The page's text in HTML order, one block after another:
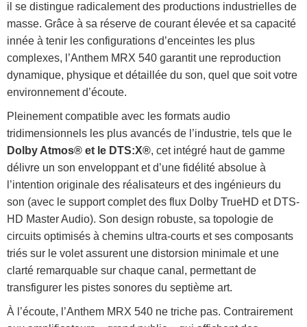
il se distingue radicalement des productions industrielles de
masse. Grâce à sa réserve de courant élevée et sa capacité
innée à tenir les configurations d’enceintes les plus
complexes, l’Anthem MRX 540 garantit une reproduction
dynamique, physique et détaillée du son, quel que soit votre
environnement d’écoute.
Pleinement compatible avec les formats audio
tridimensionnels les plus avancés de l’industrie, tels que le
Dolby Atmos® et le DTS:X®, cet intégré haut de gamme
délivre un son enveloppant et d’une fidélité absolue à
l’intention originale des réalisateurs et des ingénieurs du
son (avec le support complet des flux Dolby TrueHD et DTS-
HD Master Audio). Son design robuste, sa topologie de
circuits optimisés à chemins ultra-courts et ses composants
triés sur le volet assurent une distorsion minimale et une
clarté remarquable sur chaque canal, permettant de
transfigurer les pistes sonores du septième art.
À l’écoute, l’Anthem MRX 540 ne triche pas. Contrairement